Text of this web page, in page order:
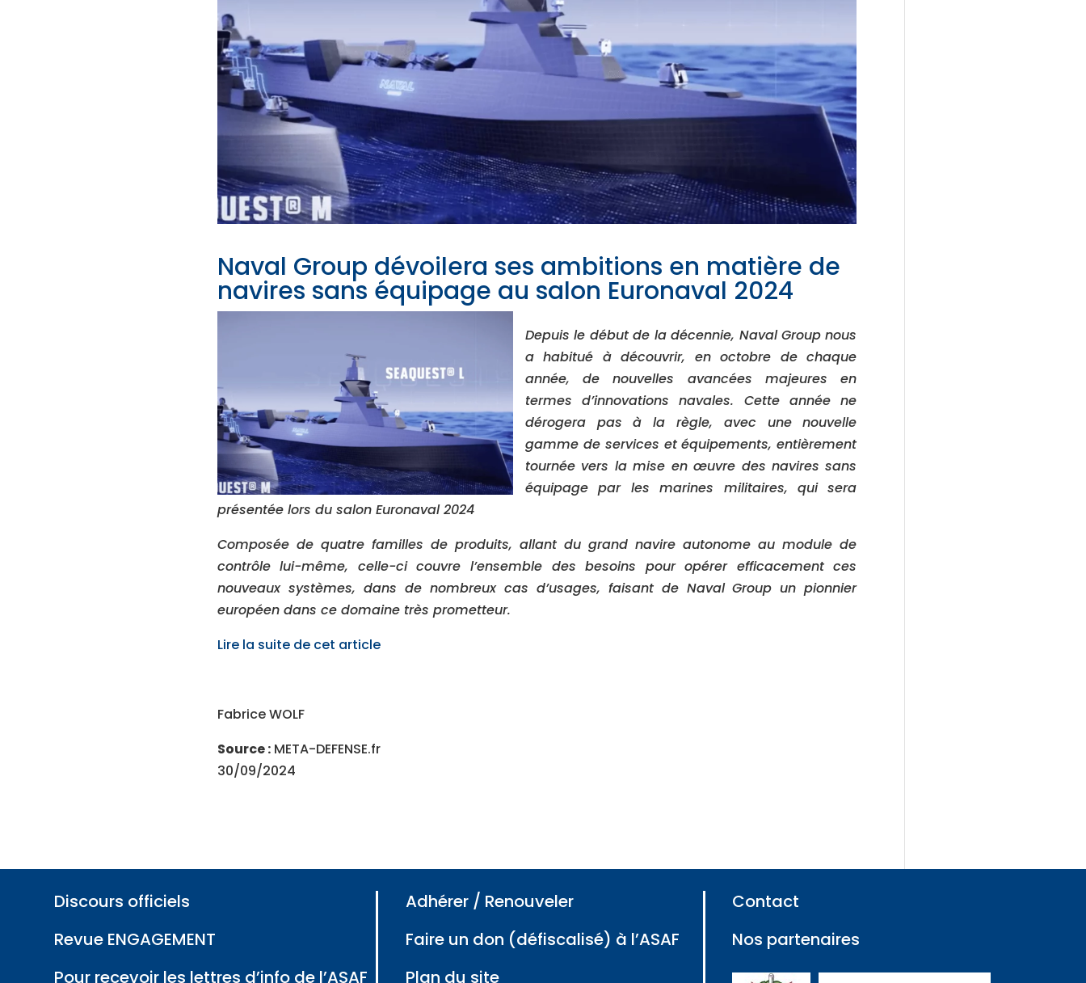
Naval Group dévoilera ses ambitions en matière de
navires sans équipage au salon Euronaval 2024
Depuis le début de la décennie, Naval Group nous
a habitué à découvrir, en octobre de chaque
année, de nouvelles avancées majeures en
termes d’innovations navales. Cette année ne
dérogera pas à la règle, avec une nouvelle
gamme de services et équipements, entièrement
tournée vers la mise en œuvre des navires sans
équipage par les marines militaires, qui sera
présentée lors du salon Euronaval 2024
Composée de quatre familles de produits, allant du grand navire autonome au module de
contrôle lui-même, celle-ci couvre l’ensemble des besoins pour opérer efficacement ces
nouveaux systèmes, dans de nombreux cas d’usages, faisant de Naval Group un pionnier
européen dans ce domaine très prometteur.
Lire la suite de cet article
Fabrice WOLF
Source :META-DEFENSE.fr
30/09/2024
Discours officiels
Revue ENGAGEMENT
Pour recevoir les lettres d’info de l’ASAF
Adhérer / Renouveler
Faire un don (défiscalisé) à l’ASAF
Plan du site
Contact
Nos partenaires